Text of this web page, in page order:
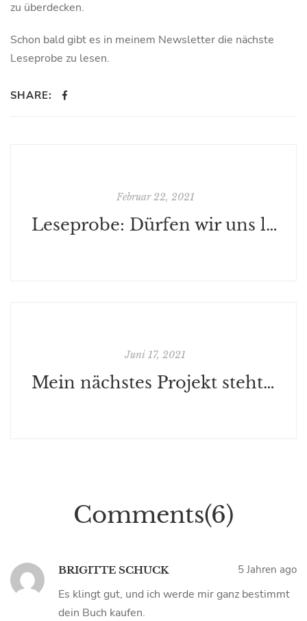
zu überdecken.
Schon bald gibt es in meinem Newsletter die nächste
Leseprobe zu lesen.
SHARE:
Februar 22, 2021
Leseprobe: Dürfen wir uns lieben?
Juni 17, 2021
Mein nächstes Projekt steht in den Startlöchern: Hotel Hohenstetten, eins meiner Herzensbücher, das ich schon vor längerer Zeit geschrieben habe, steht nun vor der Veröffentlichung.
Comments(6)
BRIGITTE SCHUCK 5 Jahren ago
Es klingt gut, und ich werde mir ganz bestimmt
dein Buch kaufen.